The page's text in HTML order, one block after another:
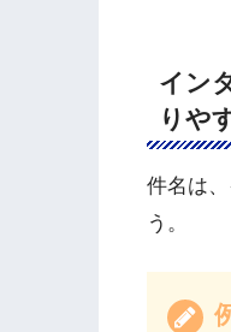
イン
りや
件名は
う。